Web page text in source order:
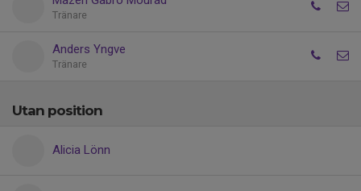
Tränare
Anders Yngve
Tränare
Utan position
Alicia Lönn